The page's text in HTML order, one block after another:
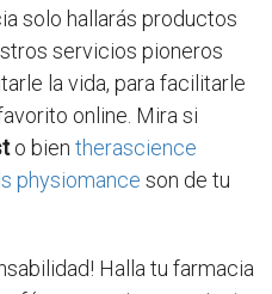
solo hallarás productos
servicios pioneros
la vida, para facilitarle
online. Mira si
o bien therascience
physiomance son de tu
Halla tu farmacia